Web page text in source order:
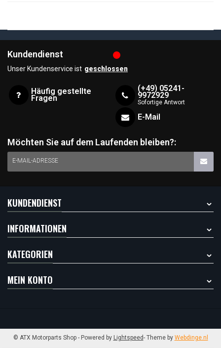
Kundendienst
Unser Kundenservice ist geschlossen
Häufig gestellte
Fragen
(+49) 05241-
9972929
Sofortige Antwort
E-Mail
Möchten Sie auf dem Laufenden bleiben?:
E-MAIL-ADRESSE
KUNDENDIENST
INFORMATIONEN
KATEGORIEN
MEIN KONTO
© ATX Motorparts Shop - Powered by Lightspeed- Theme by Webdinge.nl